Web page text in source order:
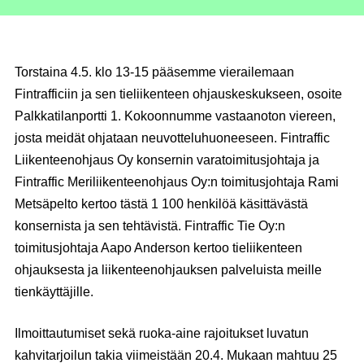
Torstaina 4.5. klo 13-15 pääsemme vierailemaan
Fintrafficiin ja sen tieliikenteen ohjauskeskukseen, osoite
Palkkatilanportti 1. Kokoonnumme vastaanoton viereen,
josta meidät ohjataan neuvotteluhuoneeseen. Fintraffic
Liikenteenohjaus Oy konsernin varatoimitusjohtaja ja
Fintraffic Meriliikenteenohjaus Oy:n toimitusjohtaja Rami
Metsäpelto kertoo tästä 1 100 henkilöä käsittävästä
konsernista ja sen tehtävistä. Fintraffic Tie Oy:n
toimitusjohtaja Aapo Anderson kertoo tieliikenteen
ohjauksesta ja liikenteenohjauksen palveluista meille
tienkäyttäjille.
Ilmoittautumiset sekä ruoka-aine rajoitukset luvatun
kahvitarjoilun takia viimeistään 20.4. Mukaan mahtuu 25